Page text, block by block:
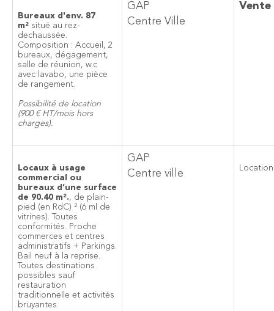
Bureaux d'env. 87
m² situé au rez-
dechaussée.
Composition : Accueil, 2
bureaux, dégagement,
salle de réunion, w.c
avec lavabo, une pièce
de rangement.
Possibilité de location
(900 € HT/mois hors
charges).
GAP
Centre Ville
Vente
Locaux à usage
commercial ou
bureaux d’une surface
de 90.40 m²., de plain-
pied (en RdC) ² (6 ml de
vitrines). Toutes
conformités. Proche
commerces et centres
administratifs + Parkings.
Bail neuf à la reprise.
Toutes destinations
possibles sauf
restauration
traditionnelle et activités
bruyantes.
GAP
Centre ville
Location